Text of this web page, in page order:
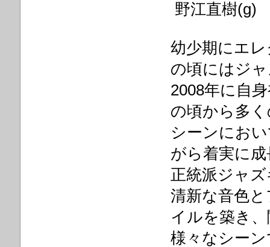
野江直樹(g)
幼少期にエ
の頃にはジ
2008年に自
の頃から多
シーンにお
がら着実に成
正統派ジャ
清新な音色
イルを築き
様々なシー